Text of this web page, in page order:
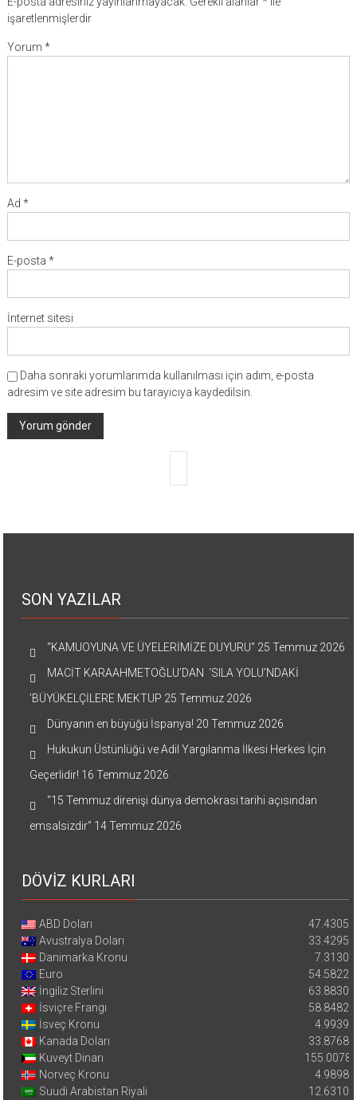
işaretlenmişlerdir
Yorum *
Ad *
E-posta *
İnternet sitesi
Daha sonraki yorumlarımda kullanılması için adım, e-posta
adresim ve site adresim bu tarayıcıya kaydedilsin.
SON YAZILAR
“KAMUOYUNA VE ÜYELERİMİZE DUYURU” 25 Temmuz 2026
MACİT KARAAHMETOĞLU’DAN ‘SILA YOLU’NDAKİ
’BÜYÜKELÇİLERE MEKTUP 25 Temmuz 2026
Dünyanın en büyüğü İspanya! 20 Temmuz 2026
Hukukun Üstünlüğü ve Adil Yargılanma İlkesi Herkes İçin
Geçerlidir! 16 Temmuz 2026
“15 Temmuz direnişi dünya demokrasi tarihi açısından
emsalsizdir” 14 Temmuz 2026
DÖVİZ KURLARI
ABD Doları
47.4305
Avustralya Doları
33.4295
Danimarka Kronu
7.3130
Euro
54.5822
İngiliz Sterlini
63.8830
İsviçre Frangı
58.8482
İsveç Kronu
4.9939
Kanada Doları
33.8768
Kuveyt Dinarı
155.0078
Norveç Kronu
4.9898
Suudi Arabistan Riyali
12.6310